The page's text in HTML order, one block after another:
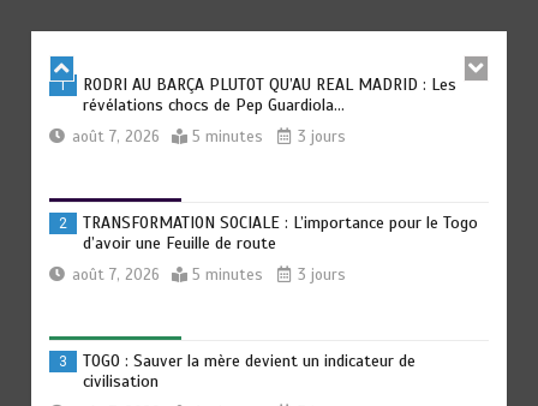
1
RODRI AU BARÇA PLUTOT QU’AU REAL MADRID : Les
révélations chocs de Pep Guardiola…
août 7, 2026 5 minutes 3 jours
2
TRANSFORMATION SOCIALE : L’importance pour le Togo
d’avoir une Feuille de route
août 7, 2026 5 minutes 3 jours
3
TOGO : Sauver la mère devient un indicateur de
civilisation